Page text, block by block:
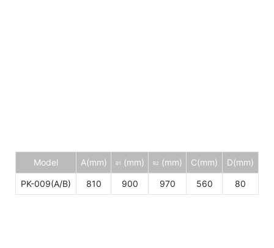
Model A(mm) B1 (mm) B2 (mm) C(mm) D(mm)
PK-009(A/B) 810 900 970 560 80